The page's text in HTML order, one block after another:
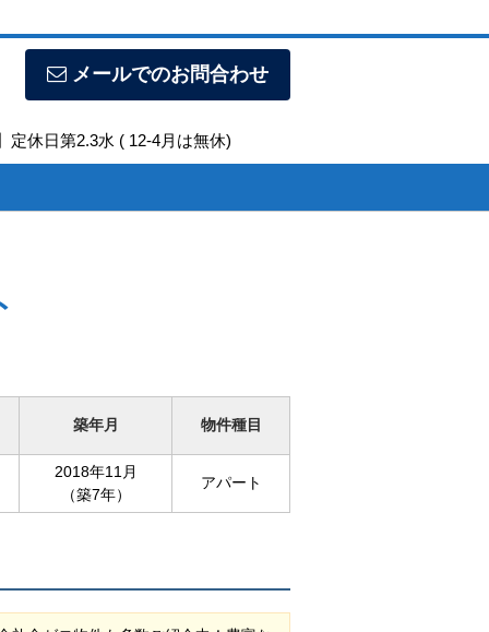
メールでのお問合わせ
定休日第2.3水 ( 12-4月は無休)
築年月 物件種目
2018年11月
（築7年）
アパート